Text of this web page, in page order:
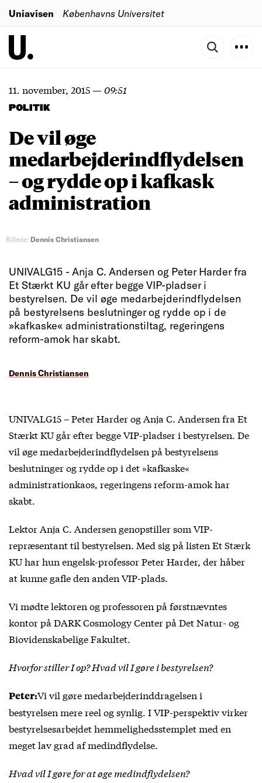
Uniavisen Københavns Universitet
11. november, 2015—09:51
POLITIK
De vil øge
medarbejderindflydelsen
– og rydde op i kafkask
administration
Billede: Dennis Christiansen
UNIVALG15 - Anja C. Andersen og Peter Harder fra
Et Stærkt KU går efter begge VIP-pladser i
bestyrelsen. De vil øge medarbejderindflydelsen
på bestyrelsens beslutninger og rydde op i de
»kafkaske« administrationstiltag, regeringens
reform-amok har skabt.
Dennis Christiansen
UNIVALG15 – Peter Harder og Anja C. Andersen fra Et
Stærkt KU går efter begge VIP-pladser i bestyrelsen. De
vil øge medarbejderindflydelsen på bestyrelsens
beslutninger og rydde op i det »kafkaske«
administrationkaos, regeringens reform-amok har
skabt.
Lektor Anja C. Andersen genopstiller som VIP-
repræsentant til bestyrelsen. Med sig på listen Et Stærk
KU har hun engelsk-professor Peter Harder, der håber
at kunne gafle den anden VIP-plads.
Vi mødte lektoren og professoren på førstnævntes
kontor på DARK Cosmology Center på Det Natur- og
Biovidenskabelige Fakultet.
Hvorfor stiller I op? Hvad vil I gøre i bestyrelsen?
Peter:Vi vil gøre medarbejderinddragelsen i
bestyrelsen mere reel og synlig. I VIP-perspektiv virker
bestyrelsesarbejdet hemmelighedsstemplet med en
meget lav grad af medindflydelse.
Hvad vil I gøre for at øge medindflydelsen?